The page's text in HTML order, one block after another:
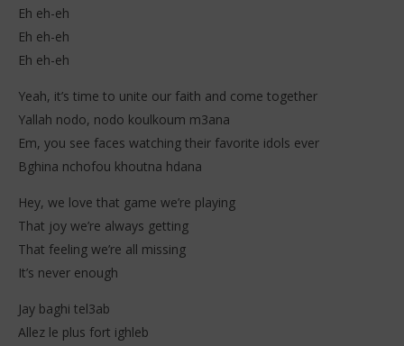
décembre
2025
Stone
Eh eh-eh
Eh eh-eh
Eh eh-eh
Yeah, it’s time to unite our faith and come together
Yallah nodo, nodo koulkoum m3ana
Em, you see faces watching their favorite idols ever
Bghina nchofou khoutna hdana
Hey, we love that game we’re playing
That joy we’re always getting
That feeling we’re all missing
It’s never enough
Jay baghi tel3ab
Allez le plus fort ighleb